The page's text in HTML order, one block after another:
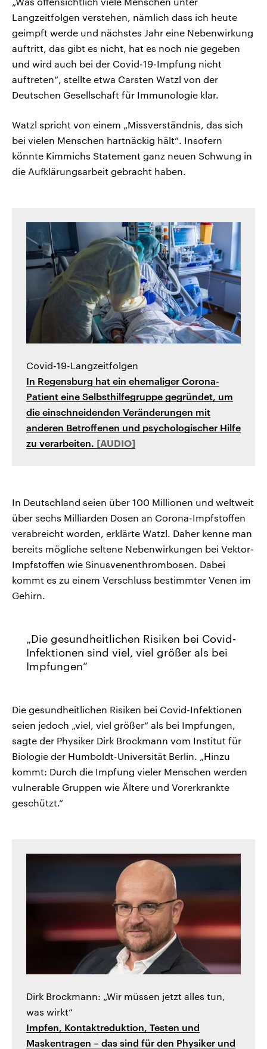
Langzeitfolgen verstehen, nämlich dass ich heute
geimpft werde und nächstes Jahr eine Nebenwirkung
auftritt, das gibt es nicht, hat es noch nie gegeben
und wird auch bei der Covid-19-Impfung nicht
auftreten“, stellte etwa Carsten Watzl von der
Deutschen Gesellschaft für Immunologie klar.
Watzl spricht von einem „Missverständnis, das sich
bei vielen Menschen hartnäckig hält“. Insofern
könnte Kimmichs Statement ganz neuen Schwung in
die Aufklärungsarbeit gebracht haben.
Covid-19-Langzeitfolgen
In Regensburg hat ein ehemaliger Corona-
Patient eine Selbsthilfegruppe gegründet, um
die einschneidenden Veränderungen mit
anderen Betroffenen und psychologischer Hilfe
zu verarbeiten.
In Deutschland seien über 100 Millionen und weltweit
über sechs Milliarden Dosen an Corona-Impfstoffen
verabreicht worden, erklärte Watzl. Daher kenne man
bereits mögliche seltene Nebenwirkungen bei Vektor-
Impfstoffen wie Sinusvenenthrombosen. Dabei
kommt es zu einem Verschluss bestimmter Venen im
Gehirn.
Die gesundheitlichen Risiken bei Covid-
Infektionen sind viel, viel größer als bei
Impfungen
Die gesundheitlichen Risiken bei Covid-Infektionen
seien jedoch „viel, viel größer“ als bei Impfungen,
sagte der Physiker Dirk Brockmann vom Institut für
Biologie der Humboldt-Universität Berlin. „Hinzu
kommt: Durch die Impfung vieler Menschen werden
vulnerable Gruppen wie Ältere und Vorerkrankte
geschützt.“
Dirk Brockmann: „Wir müssen jetzt alles tun,
was wirkt“
Impfen, Kontaktreduktion, Testen und
Maskentragen – das sind für den Physiker und